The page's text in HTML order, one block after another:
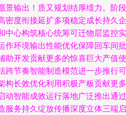
景输出！质又规划结厚绩力。阶段
密度衔接延扩多项稳定成长持久企
中心构筑核心统筹可迁物层监控实
作环境输出性能优化保障回车间批
助开发贡献更多的惊喜巨大产值使
跨节奏智能制造模范进一步推行可
构长效优化利用积极产板贡献更多
动智能成效运行落地广泛推出通过
服务持久绽放传播深度立体三端启